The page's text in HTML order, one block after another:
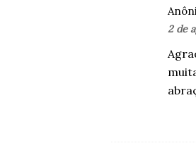
2 de